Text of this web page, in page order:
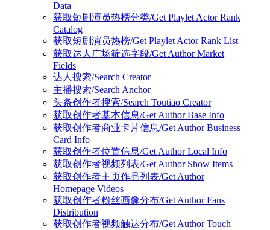
Data
获取短剧演员热榜分类/Get Playlet Actor Rank
Catalog
获取短剧演员热榜/Get Playlet Actor Rank List
获取达人广场筛选字段/Get Author Market
Fields
达人搜索/Search Creator
主播搜索/Search Anchor
头条创作者搜索/Search Toutiao Creator
获取创作者基本信息/Get Author Base Info
获取创作者商业卡片信息/Get Author Business
Card Info
获取创作者位置信息/Get Author Local Info
获取创作者视频列表/Get Author Show Items
获取创作者主页作品列表/Get Author
Homepage Videos
获取创作者粉丝画像分布/Get Author Fans
Distribution
获取创作者视频触达分布/Get Author Touch